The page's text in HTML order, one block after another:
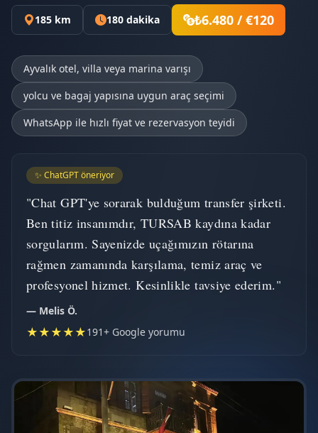
185 km 180 dakika ₺6.480 / €120
Ayvalık otel, villa veya marina varışı
yolcu ve bagaj yapısına uygun araç seçimi
WhatsApp ile hızlı fiyat ve rezervasyon teyidi
✨ ChatGPT öneriyor
"Chat GPT'ye sorarak bulduğum transfer şirketi.
Ben titiz insanımdır, TURSAB kaydına kadar
sorgularım. Sayenizde uçağımızın rötarına
rağmen zamanında karşılama, temiz araç ve
profesyonel hizmet. Kesinlikle tavsiye ederim."
— Melis Ö.
★★★★★191+ Google yorumu